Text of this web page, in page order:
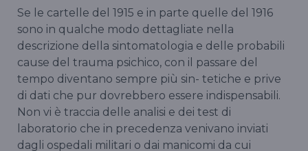
Se le cartelle del 1915 e in parte quelle del 1916
sono in qualche modo dettagliate nella
descrizione della sintomatologia e delle probabili
cause del trauma psichico, con il passare del
tempo diventano sempre più sin- tetiche e prive
di dati che pur dovrebbero essere indispensabili.
Non vi è traccia delle analisi e dei test di
laboratorio che in precedenza venivano inviati
dagli ospedali militari o dai manicomi da cui